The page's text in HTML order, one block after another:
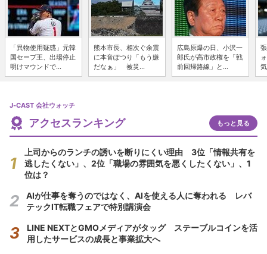
「異物使用疑惑」元韓
国セーブ王、出場停止
明けマウンドで...
熊本市長、相次ぐ余震
に本音ぽつり「もう嫌
だなぁ」 被災...
広島原爆の日、小沢一
郎氏が高市政権を「戦
前回帰路線」と...
J-CAST 会社ウォッチ
アクセスランキング もっと見る
上司からのランチの誘いを断りにくい理由 3位「情報共有を
逃したくない」、2位「職場の雰囲気を悪くしたくない」、1
位は？
AIが仕事を奪うのではなく、AIを使える人に奪われる レバ
テックIT転職フェアで特別講演会
LINE NEXTとGMOメディアがタッグ ステーブルコインを活
用したサービスの成長と事業拡大へ